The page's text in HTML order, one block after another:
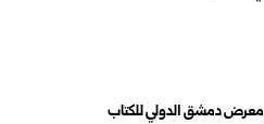
معرض دمشق الدولي للكتاب